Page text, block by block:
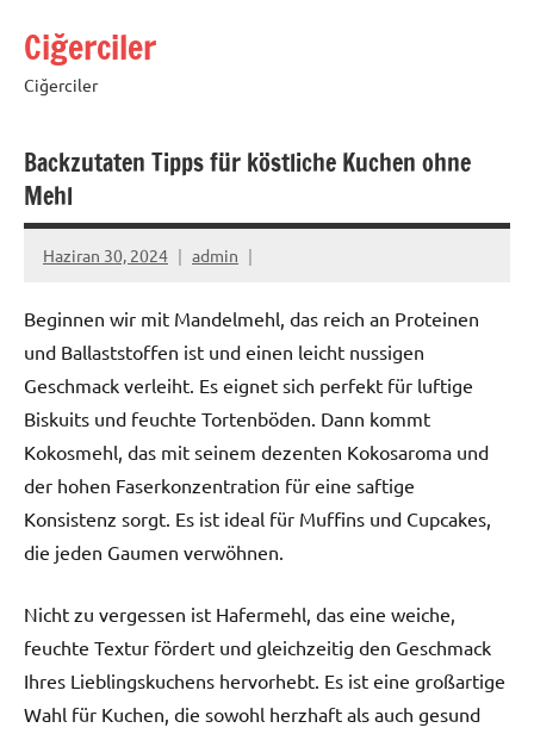
geçCiğerciler
Ciğerciler
Backzutaten Tipps für köstliche Kuchen ohne
Mehl
Haziran 30, 2024 admin
Beginnen wir mit Mandelmehl, das reich an Proteinen
und Ballaststoffen ist und einen leicht nussigen
Geschmack verleiht. Es eignet sich perfekt für luftige
Biskuits und feuchte Tortenböden. Dann kommt
Kokosmehl, das mit seinem dezenten Kokosaroma und
der hohen Faserkonzentration für eine saftige
Konsistenz sorgt. Es ist ideal für Muffins und Cupcakes,
die jeden Gaumen verwöhnen.
Nicht zu vergessen ist Hafermehl, das eine weiche,
feuchte Textur fördert und gleichzeitig den Geschmack
Ihres Lieblingskuchens hervorhebt. Es ist eine großartige
Wahl für Kuchen, die sowohl herzhaft als auch gesund